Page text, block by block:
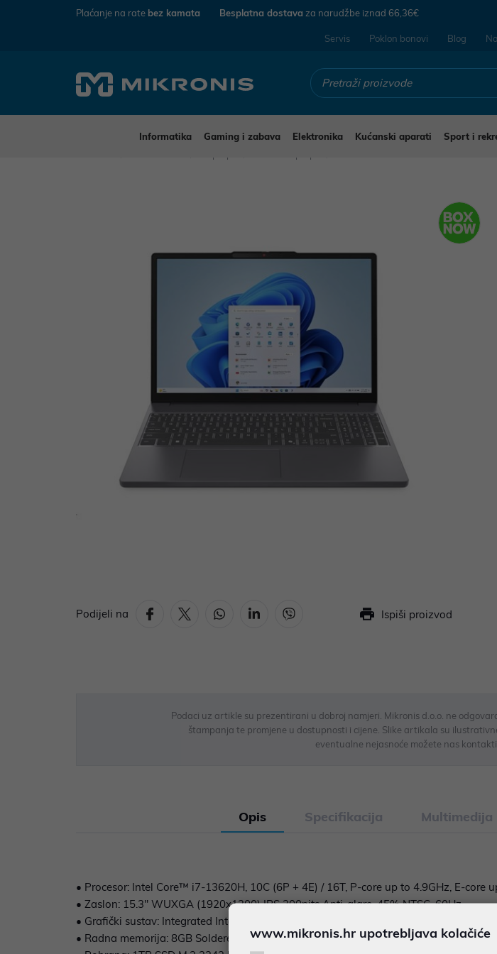
Plaćanje na rate bez kamata Besplatna dostava za narudžbe iznad 66,36€
Servis Poklon bonovi Blog
Informatika Gaming i zabava Elektronika Kućanski aparati Sport i
Podijeli na Ispiši proizvod
Podaci uz artikle su prezentirani u dobroj namjeri. Mikronis d.o.o. ne
štampanja te promjene u dostupnosti i cijene. Slike artikala su
eventualne nejasnoće možete nas
Opis Specifikacija Multimedija
• Procesor: Intel Core™ i7-13620H, 10C (6P + 4E) / 16T, P-core up to 4.9GHz, E-core
• Zaslon: 15.3" WUXGA (1920x1200) IPS 300nits Anti-glare, 45% NTSC, 60Hz
• Grafički sustav: Integrated Intel® UHD Graphics
• Radna memorija: 8GB Soldered DDR5-4800 + 8GB SODIMM DDR5-4800
www.mikronis.hr upotrebljava kolačiće